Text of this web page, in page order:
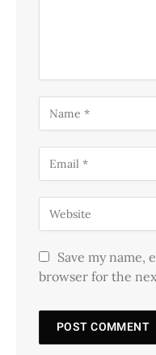
Save my name,
browser for the